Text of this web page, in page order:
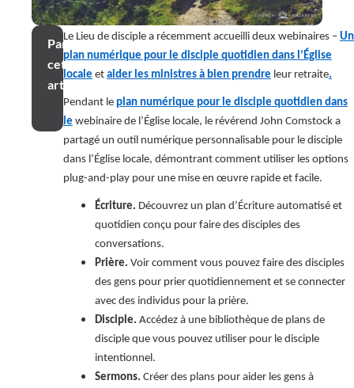
Partager
cet
article
Le Lieu de disciple a récemment accueilli deux webinaires – Un
plan numérique pour le disciple quotidien dans l’Église
locale et aider les ministres à bien prendre leur retraite.
Pendant le plan numérique pour le disciple quotidien dans
le webinaire de l’Église locale, le révérend John Comstock a
partagé un outil numérique personnalisable pour le disciple
dans l’Église locale, démontrant comment utiliser les options
plug-and-play pour une mise en œuvre rapide et facile.
Écriture. Découvrez un plan d’Écriture automatisé et
quotidien conçu pour faire des disciples des
conversations.
Prière. Voir comment vous pouvez faire des disciples
des gens pour prier quotidiennement et se connecter
avec des individus pour la prière.
Disciple. Accédez à une bibliothèque de plans de
disciple que vous pouvez utiliser pour le disciple
intentionnel.
Sermons. Créer des plans pour aider les gens à